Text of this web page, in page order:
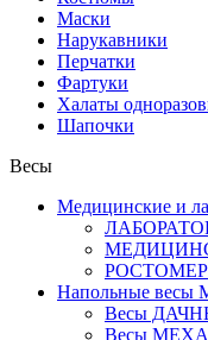
Маски
Нарукавники
Перчатки
Фартуки
Халаты
Шапочки
Весы
Медицинские и
Напольные весы
Весы
Весы